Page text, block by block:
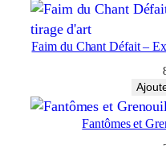
Faim du Chant Défait –
Fantômes et